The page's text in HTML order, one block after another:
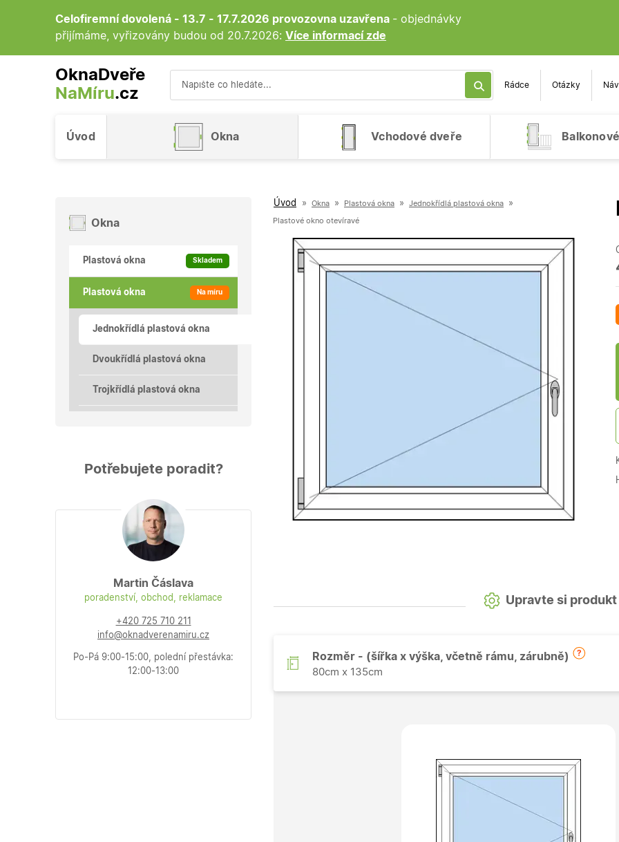
Celofiremní dovolená - 13.7 - 17.7.2026 provozovna uzavřena - objednávky
přijímáme, vyřizovány budou od 20.7.2026: Více informací zde
OknaDveře
NaMíru.cz
Rádce Otázky
Úvod Okna Vchodové dveře
Úvod » Okna » Plastová okna » Jednokřídlá plastová okna »
Plastové okno otevíravé
Upravte si produkt
Rozměr - (šířka x výška, včetně rámu, zárubně)
80cm x 135cm
Okna
Plastová okna Skladem
Plastová okna Na míru
Jednokřídlá plastová okna
Dvoukřídlá plastová okna
Trojkřídlá plastová okna
Potřebujete poradit?
Martin Čáslava
poradenství, obchod, reklamace
+420 725 710 211
info@oknadverenamiru.cz
Po-Pá 9:00-15:00, polední přestávka:
12:00-13:00